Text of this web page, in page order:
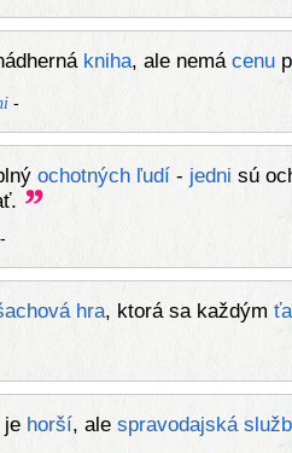
kniha, ale nemá cenu
-
ochotných ľudí- jedni sú
hra, ktorá sa každým
horší, ale spravodajská